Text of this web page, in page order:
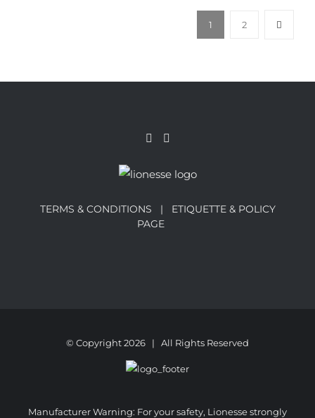
1 2
TERMS & CONDITIONS | ETIQUETTE & POLICY
PAGE
© Copyright2026 | All Rights Reserved
Manufacturer Warning: For your safety, Lionesse strongly